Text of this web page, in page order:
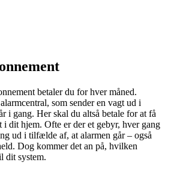
betaler du for hver måned.
som sender en vagt ud i
i gang. Her skal du altså betale for at få
i dit hjem. Ofte er der et gebyr, hver gang
ud i tilfælde af, at alarmen går – også
Dog kommer det an på, hvilken
dit system.